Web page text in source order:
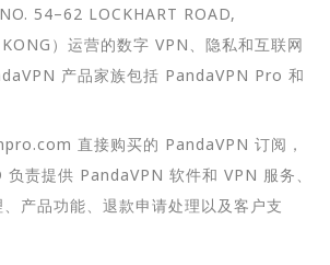
54–62 LOCKHART ROAD,
）运营的数字 VPN、隐私和互联网
产品家族包括 PandaVPN Pro 和
直接购买的 PandaVPN 订阅，
责提供 PandaVPN 软件和 VPN 服务、
产品功能、退款申请处理以及客户支